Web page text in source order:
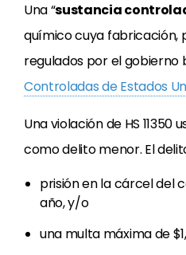
Una “sustancia
químico cuya fabricación,
regulados por el gobierno
Controladas de Estados
Una violación de HS
como delito menor. El
prisión en la cárcel del
año, y/o
una multa máxima de